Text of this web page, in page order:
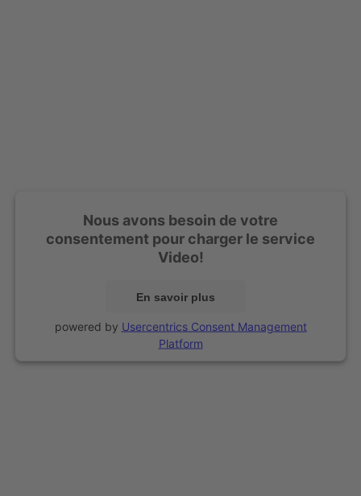
Nous avons besoin de votre
consentement pour charger le service
Video!
En savoir plus
powered by Usercentrics Consent Management
Platform